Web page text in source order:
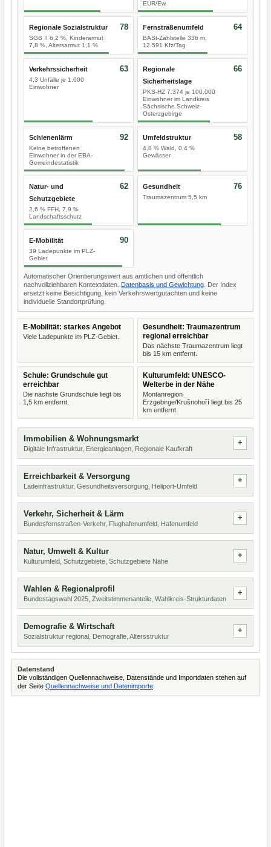
EUR/Ew.
Regionale Sozialstruktur
SGB II 6,2 %, Kinderarmut
7,8 %, Altersarmut 1,1 %
78 Fernstraßenumfeld
BASt-Zählstelle 336 m,
12.591 Kfz/Tag
64
Verkehrssicherheit
4,3 Unfälle je 1.000
Einwohner
63
Regionale
Sicherheitslage
PKS-HZ 7.374 je 100.000
Einwohner im Landkreis
Sächsische Schweiz-
Osterzgebirge
66
Schienenlärm
Keine betroffenen
Einwohner in der EBA-
Gemeindestatistik
92 Umfeldstruktur
4,8 % Wald, 0,4 %
Gewässer
58
Natur- und
Schutzgebiete
2,6 % FFH, 7,9 %
Landschaftsschutz
62 Gesundheit
Traumazentrum 5,5 km
76
E-Mobilität
39 Ladepunkte im PLZ-
Gebiet
90
Automatischer Orientierungswert aus amtlichen und öffentlich
nachvollziehbaren Kontextdaten. Datenbasis und Gewichtung . Der Index
ersetzt keine Besichtigung, kein Verkehrswertgutachten und keine
individuelle Standortprüfung.
E-Mobilität: starkes Angebot
Viele Ladepunkte im PLZ-Gebiet.
Gesundheit: Traumazentrum
regional erreichbar
Das nächste Traumazentrum liegt
bis 15 km entfernt.
Schule: Grundschule gut
erreichbar
Die nächste Grundschule liegt bis
1,5 km entfernt.
Kulturumfeld: UNESCO-
Welterbe in der Nähe
Montanregion
Erzgebirge/Krušnohoří liegt bis 25
km entfernt.
Immobilien & Wohnungsmarkt
Digitale Infrastruktur, Energieanlagen, Regionale Kaufkraft
Erreichbarkeit & Versorgung
Ladeinfrastruktur, Gesundheitsversorgung, Heliport-Umfeld
Verkehr, Sicherheit & Lärm
Bundesfernstraßen-Verkehr, Flughafenumfeld, Hafenumfeld
Natur, Umwelt & Kultur
Kulturumfeld, Schutzgebiete, Schutzgebiete Nähe
Wahlen & Regionalprofil
Bundestagswahl 2025, Zweitstimmenanteile, Wahlkreis-Strukturdaten
Demografie & Wirtschaft
Sozialstruktur regional, Demografie, Altersstruktur
Datenstand
Die vollständigen Quellennachweise, Datenstände und Importdaten stehen auf
der Seite Quellennachweise und Datenimporte